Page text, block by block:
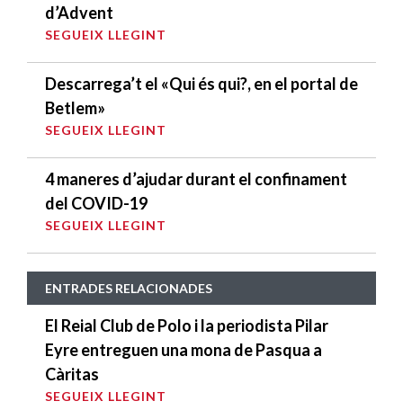
d’Advent
SEGUEIX LLEGINT
Descarrega’t el «Qui és qui?, en el portal de
Betlem»
SEGUEIX LLEGINT
4 maneres d’ajudar durant el confinament
del COVID-19
SEGUEIX LLEGINT
ENTRADES RELACIONADES
El Reial Club de Polo i la periodista Pilar
Eyre entreguen una mona de Pasqua a
Càritas
SEGUEIX LLEGINT